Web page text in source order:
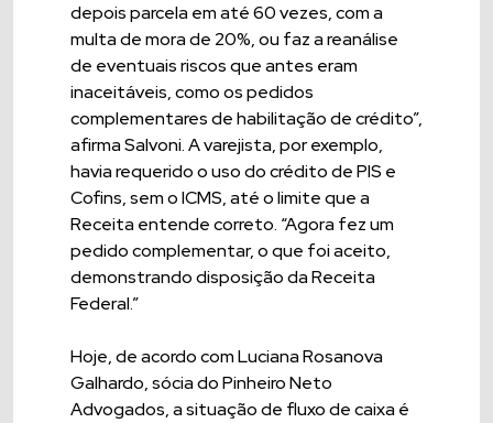
depois parcela em até 60 vezes, com a
multa de mora de 20%, ou faz a reanálise
de eventuais riscos que antes eram
inaceitáveis, como os pedidos
complementares de habilitação de crédito”,
afirma Salvoni. A varejista, por exemplo,
havia requerido o uso do crédito de PIS e
Cofins, sem o ICMS, até o limite que a
Receita entende correto. “Agora fez um
pedido complementar, o que foi aceito,
demonstrando disposição da Receita
Federal.”
Hoje, de acordo com Luciana Rosanova
Galhardo, sócia do Pinheiro Neto
Advogados, a situação de fluxo de caixa é